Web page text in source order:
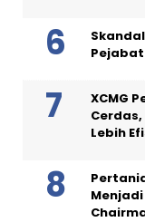
XCMG
Lebih